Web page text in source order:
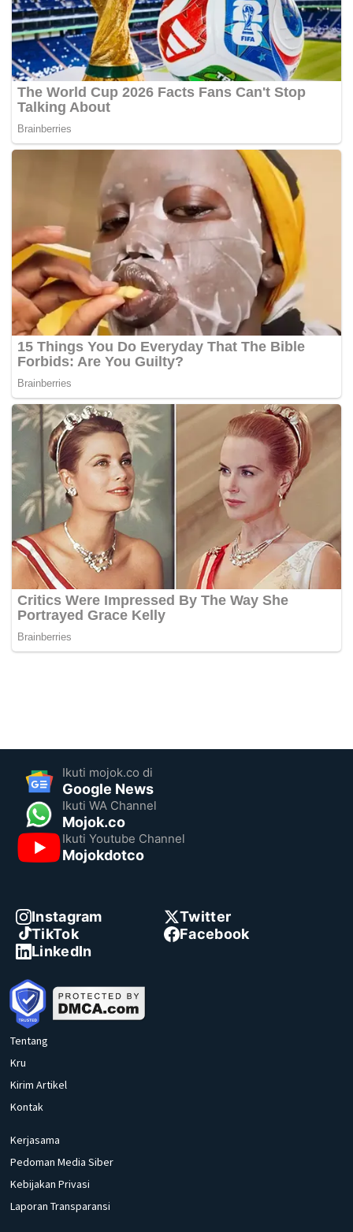
Ikuti mojok.co di
Google News
Ikuti WA Channel
Mojok.co
Ikuti Youtube Channel
Mojokdotco
Instagram
Twitter
TikTok
Facebook
LinkedIn
Tentang
Kru
Kirim Artikel
Kontak
Kerjasama
Pedoman Media Siber
Kebijakan Privasi
Laporan Transparansi